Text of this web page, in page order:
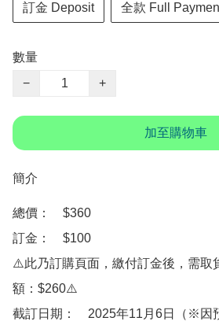
訂金 Deposit 全款 Full
數量
−
+
加至購物車
簡介
總價：　$360
訂金：　$100
⚠️此乃訂購頁面，繳付訂金後，需取
額：$260⚠️
截訂日期：　2025年11月6日（※因